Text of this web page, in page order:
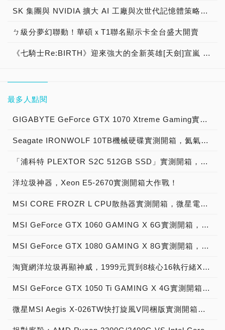
SK 集團與 NVIDIA 擴大 AI 工廠與次世代記憶體策略合作 規模逾 5,000 億美元的 NVIDIA-SK AI 計畫（NVIDIA-SK AI Initiative）， 涵蓋 SK Telecom 最高達 2GW 的 AI 工廠，以及與 SK 海力士的長期 AI 記憶體合作
ㄅ級分夢幻聯動！華碩ｘT1聯名顯示卡全台盛大開賣
《七騎士Re:BIRTH》迎來強大的全新英雄[天劍]宣嵐 同步推出韓國主題劇情
最多人點閱
GIGABYTE GeForce GTX 1070 Xtreme Gaming實測開箱，電競級顯示卡中的頂尖之作！
Seagate IRONWOLF 10TB機械硬碟實測開箱，氦氣填充那嘶狼守護者NAS HDD
「浦科特 PLEXTOR S2C 512GB SSD」實測開箱，超值型固態硬碟中的優質好貨！
洋垃圾神器，Xeon E5-2670實測開箱大作戰！
MSI CORE FROZR L CPU散熱器實測開箱，微星電競產品再添新兵
MSI GeForce GTX 1060 GAMING X 6G實測開箱，玩家級電競顯示卡中的神兵利器！
MSI GeForce GTX 1080 GAMING X 8G實測開箱，史上最強大Pascal自製顯示卡全面來襲！
淘寶網洋垃圾再顯神威，1999元買到8核心16執行緒Xeon E5-2670神器級處理器！
MSI GeForce GTX 1050 Ti GAMING X 4G實測開箱，中階電競顯示卡中的玩家精品！
微星MSI Aegis X-026TW快打旋風V同梱版實測開箱，VR電競桌機的頂尖之作！